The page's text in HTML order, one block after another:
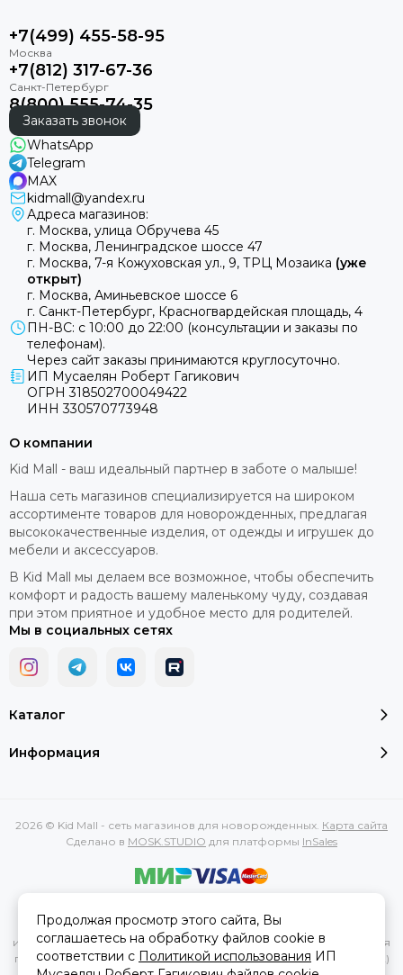
+7(499) 455-58-95
+7(812) 317-67-36
8(800) 555-74-35
Заказать звонок
WhatsApp
Telegram
MAX
kidmall@yandex.ru
Адреса магазинов:
г. Москва, улица Обручева 45
г. Москва, Ленинградское шоссе 47
г. Москва, 7-я Кожуховская ул., 9, ТРЦ Мозаика (уже
открыт)
г. Москва, Аминьевское шоссе 6
г. Санкт-Петербург, Красногвардейская площадь, 4
ПН-ВС: с 10:00 до 22:00 (консультации и заказы по
телефонам).
Через сайт заказы принимаются круглосуточно.
ИП Мусаелян Роберт Гагикович
ОГРН 318502700049422
ИНН 330570773948
Каталог
Информация
О компании
Kid Mall - ваш идеальный партнер в заботе о малыше!
Наша сеть магазинов специализируется на широком
ассортименте товаров для новорожденных, предлагая
высококачественные изделия, от одежды и игрушек до
мебели и аксессуаров.
В Kid Mall мы делаем все возможное, чтобы обеспечить
комфорт и радость вашему маленькому чуду, создавая
при этом приятное и удобное место для родителей.
Мы в социальных сетях
2026 © Kid Mall - сеть магазинов для новорожденных. Карта сайта
Сделано в MOSK.STUDIO для платформы InSales
характеристик, стоимости товаров и услуг, носит
информационный характер и ни при каких условиях не является
публичной офертой, определяемой положениями Статьи 437(2)
Продолжая просмотр этого сайта, Вы
соглашаетесь на обработку файлов cookie в
соответствии с Политикой использования ИП